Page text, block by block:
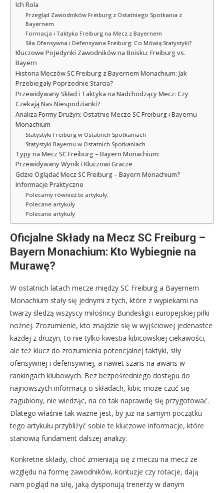
Ich Rola
Przegląd Zawodników Freiburg z Ostatniego Spotkania z
Bayernem
Formacja i Taktyka Freiburg na Mecz z Bayernem
Siła Ofensywna i Defensywna Freiburg: Co Mówią Statystyki?
Kluczowe Pojedynki Zawodników na Boisku: Freiburg vs.
Bayern
Historia Meczów SC Freiburg z Bayernem Monachium: Jak
Przebiegały Poprzednie Starcia?
Przewidywany Skład i Taktyka na Nadchodzący Mecz: Czy
Czekają Nas Niespodzianki?
Analiza Formy Drużyn: Ostatnie Mecze SC Freiburg i Bayernu
Monachium
Statystyki Freiburg w Ostatnich Spotkaniach
Statystyki Bayernu w Ostatnich Spotkaniach
Typy na Mecz SC Freiburg – Bayern Monachium:
Przewidywany Wynik i Kluczowi Gracze
Gdzie Oglądać Mecz SC Freiburg – Bayern Monachium?
Informacje Praktyczne
Polecamy również te artykuły:
Polecane artykuły
Polecane artykuły
Oficjalne Składy na Mecz SC Freiburg –
Bayern Monachium: Kto Wybiegnie na
Murawę?
W ostatnich latach mecze między SC Freiburg a Bayernem
Monachium stały się jednymi z tych, które z wypiekami na
twarzy śledzą wszyscy miłośnicy Bundesligi i europejskiej piłki
nożnej. Zrozumienie, kto znajdzie się w wyjściowej jedenastce
każdej z drużyn, to nie tylko kwestia kibicowskiej ciekawości,
ale też klucz do zrozumienia potencjalnej taktyki, siły
ofensywnej i defensywnej, a nawet szans na awans w
rankingach klubowych. Bez bezpośredniego dostępu do
najnowszych informacji o składach, kibic może czuć się
zagubiony, nie wiedząc, na co tak naprawdę się przygotować.
Dlatego właśnie tak ważne jest, by już na samym początku
tego artykułu przybliżyć sobie te kluczowe informacje, które
stanowią fundament dalszej analizy.
Konkretne składy, choć zmieniają się z meczu na mecz ze
względu na formę zawodników, kontuzje czy rotacje, dają
nam pogląd na siłę, jaką dysponują trenerzy w danym